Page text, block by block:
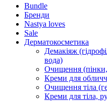
Bundle
Бренди
Nastya loves
Sale
Дерматокосметика
Демакіяж
вода)
Очищення
Креми для
Очищення тіла
Креми для тіла,